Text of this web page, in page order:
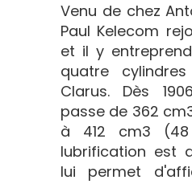
Venu de chez
Paul Kelecom
et il y
quatre
Clarus. Dès
passe de 362
à 412 cm3
lubrification est
lui permet